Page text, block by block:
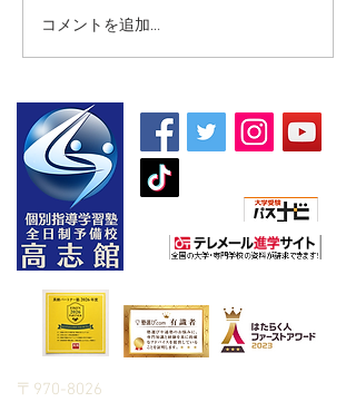
【高校生・高卒浪人生向
け夏期講習】
コメントを追加…
〒970-8026